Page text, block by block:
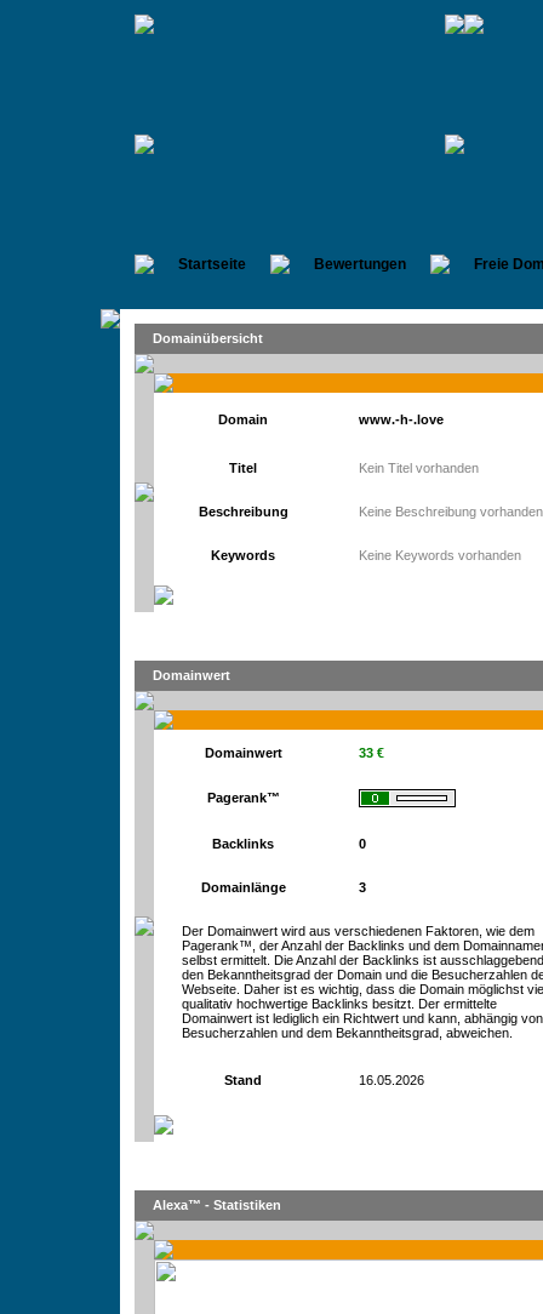
Startseite Bewertungen Freie
Domainübersicht
Domain www.-h-.love
Titel Kein Titel vorhanden
Beschreibung Keine Beschreibung vorhanden
Keywords Keine Keywords vorhanden
Domainwert
Domainwert 33 €
Pagerank™
Backlinks 0
Domainlänge 3
Der Domainwert wird aus verschiedenen Faktoren, wie dem
Pagerank™, der Anzahl der Backlinks und dem
selbst ermittelt. Die Anzahl der Backlinks ist
den Bekanntheitsgrad der Domain und die Besucherzahlen
Webseite. Daher ist es wichtig, dass die Domain möglichst
qualitativ hochwertige Backlinks besitzt. Der ermittelte
Domainwert ist lediglich ein Richtwert und kann, abhängig
Besucherzahlen und dem Bekanntheitsgrad, abweichen.
Stand 16.05.2026
Alexa™ - Statistiken